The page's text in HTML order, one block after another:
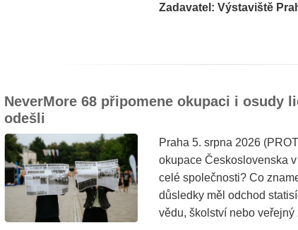
Zadavatel: Výstaviště
NeverMore 68 připomene okupaci i osudy
odešli
Praha 5. srpna 2026
okupace Československa
celé společnosti? Co
důsledky měl odchod
vědu, školství nebo veřejný